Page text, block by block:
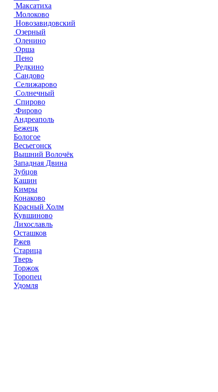
Максатиха
Молоково
Новозавидовский
Озерный
Оленино
Орша
Пено
Редкино
Сандово
Селижарово
Солнечный
Спирово
Фирово
Андреаполь
Бежецк
Бологое
Весьегонск
Вышний Волочёк
Западная Двина
Зубцов
Кашин
Кимры
Конаково
Красный Холм
Кувшиново
Лихославль
Осташков
Ржев
Старица
Тверь
Торжок
Торопец
Удомля